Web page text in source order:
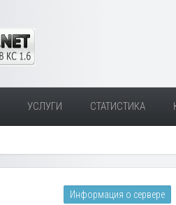
УСЛУГИ СТАТИСТИКА
Информация о сервере